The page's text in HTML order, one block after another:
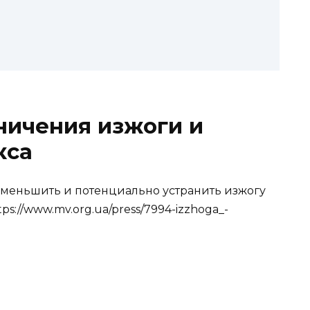
изжоги и
и потенциально устранить изжогу
www.mv.org.ua/press/7994-izzhoga_-